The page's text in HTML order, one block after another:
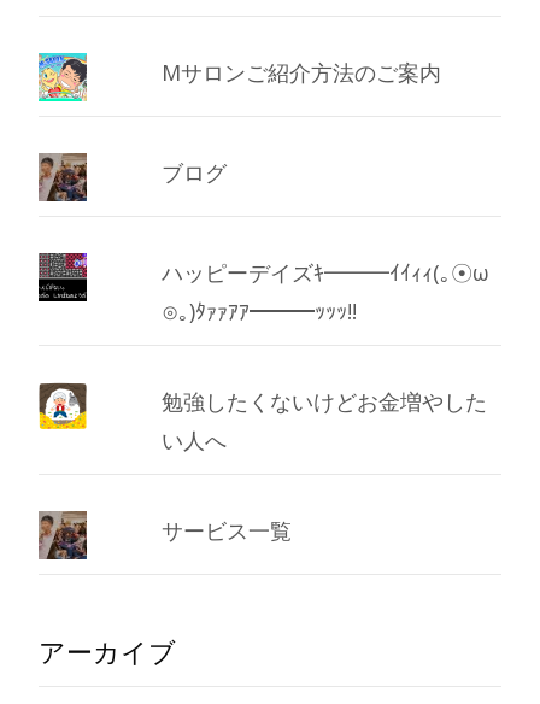
Mサロンご紹介方法のご案内
ブログ
ハッピーデイズｷ━━━ｲｲｨｨ(｡☉ω
⊙｡)ﾀｧｧｱｱ━━━ｯｯｯ!!
勉強したくないけどお金増やした
い人へ
サービス一覧
アーカイブ